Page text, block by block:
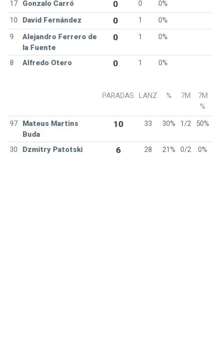
17 Gonzalo Carró 0 0
0%
10
David Fernández 0 1
0%
9
Alejandro Ferrero de
la Fuente
0 1 0%
8 Alfredo Otero 0 1 0%
PARADAS LANZ % 7M
7M
%
97
Mateus Martins
Buda
10 33 30% 1/2 50%
30 Dzmitry Patotski 6 28 21% 0/2 0%